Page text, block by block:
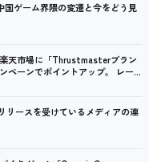
ゲーム界隈の変遷と今をどう見
天市場に「Thrustmasterブラン
ペーンでポイントアップ。 レーシ
ラーを中心に、幅広くラインナッ
リースを受けているメディアの連